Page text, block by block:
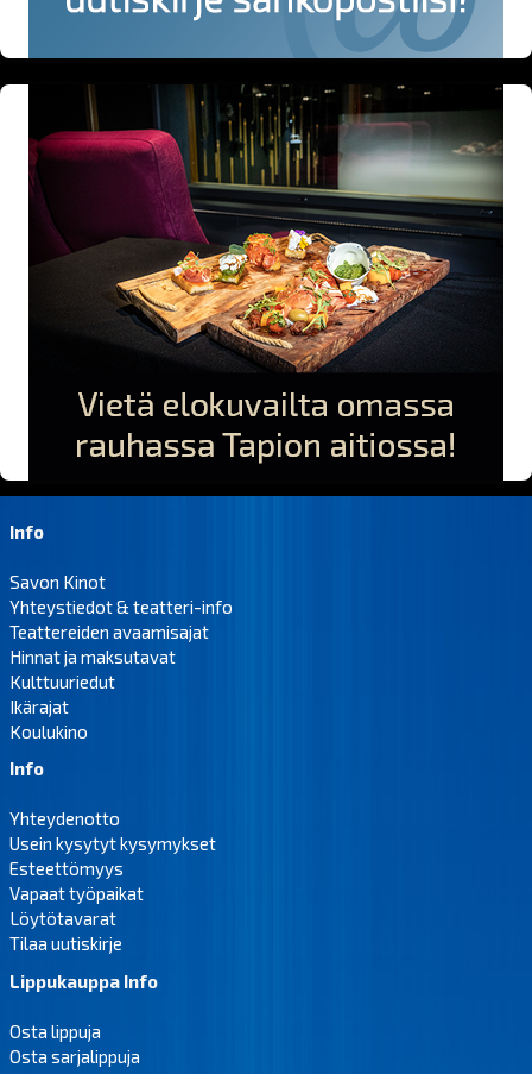
Info
Savon Kinot
Yhteystiedot & teatteri-info
Teattereiden avaamisajat
Hinnat ja maksutavat
Kulttuuriedut
Ikärajat
Koulukino
Info
Yhteydenotto
Usein kysytyt kysymykset
Esteettömyys
Vapaat työpaikat
Löytötavarat
Tilaa uutiskirje
Lippukauppa Info
Osta lippuja
Osta sarjalippuja